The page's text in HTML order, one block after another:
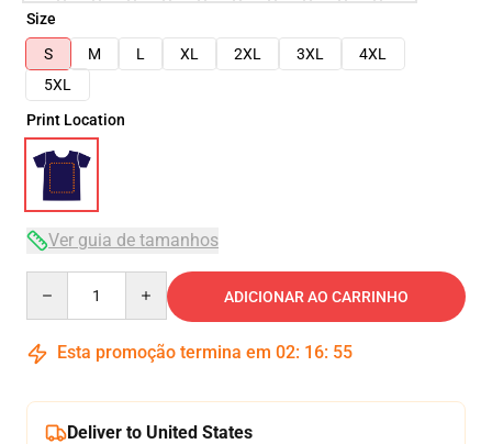
Size
S
M L XL 2XL 3XL
4XL
5XL
Print Location
Ver guia de tamanhos
ADICIONAR AO CARRINHO
Esta promoção termina em 02: 16: 54
Deliver to United States